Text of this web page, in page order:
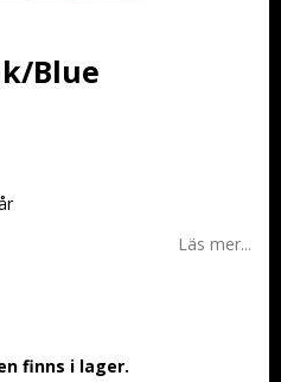
Blue
Läs mer...
finns i lager.